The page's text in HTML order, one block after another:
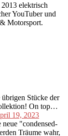
elektrisch
YouTuber und
Motorsport.
Stücke der
On top…
19, 2023
"condensed-
Träume wahr,